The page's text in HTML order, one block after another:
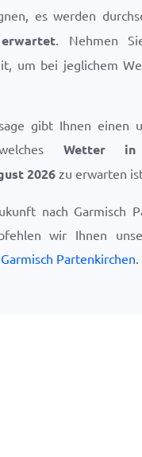
es werden
. Nehmen
um bei jeglichem
gibt Ihnen einen
Wetter in
2026zu erwarten
nach Garmisch
wir Ihnen
Partenkirchen.